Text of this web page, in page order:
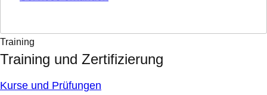
Training
Training und Zertifizierung
Kurse und Prüfungen